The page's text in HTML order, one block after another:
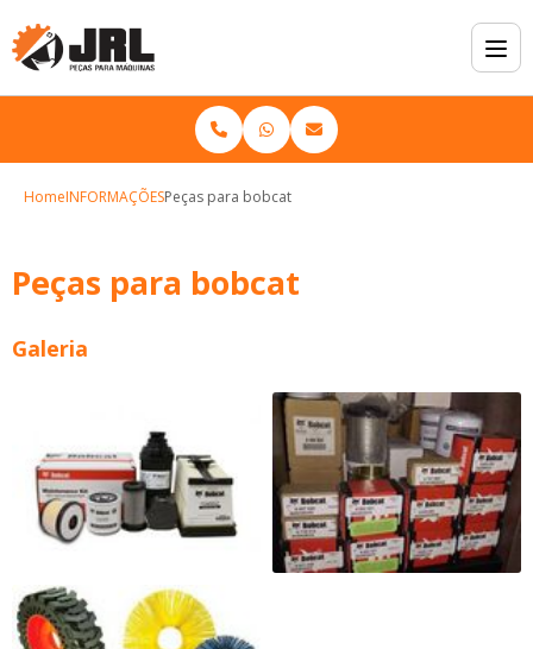
HomeINFORMAÇÕESPeças para bobcat
Peças para bobcat
Galeria